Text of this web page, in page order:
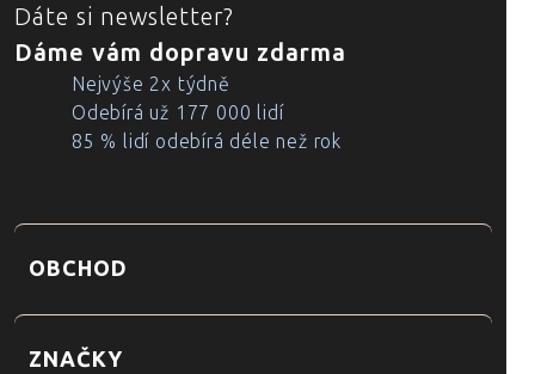
Dáte si newsletter?
Dáme vám dopravu zdarma
Nejvýše 2x týdně
Odebírá už 177 000 lidí
85 % lidí odebírá déle než rok
OBCHOD
ZNAČKY